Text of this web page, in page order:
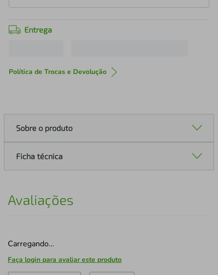
Entrega
Política de Trocas e Devolução
Sobre o produto
Ficha técnica
Avaliações
Carregando…
Faça login para avaliar este produto